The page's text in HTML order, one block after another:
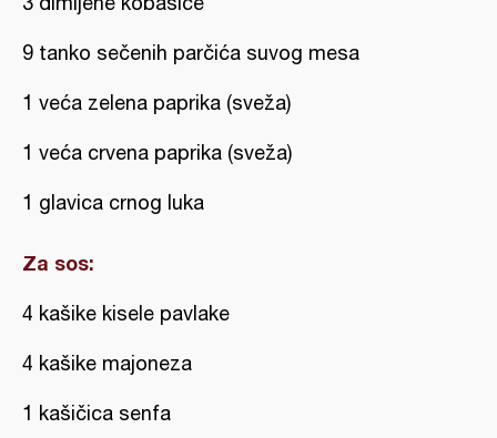
9 tanko sečenih parčića suvog mesa
1 veća zelena paprika (sveža)
1 veća crvena paprika (sveža)
1 glavica crnog luka
Za sos:
4 kašike kisele pavlake
4 kašike majoneza
1 kašičica senfa